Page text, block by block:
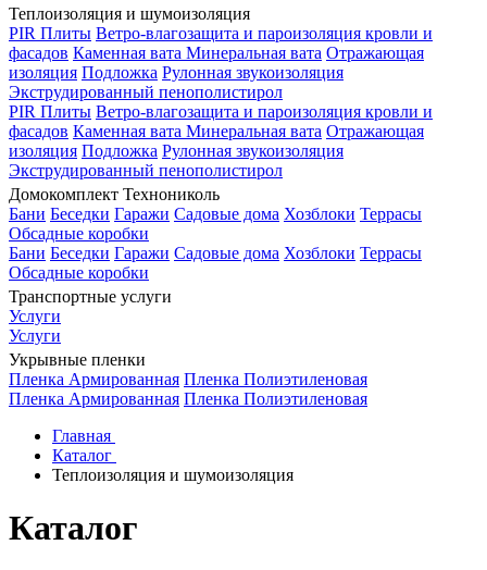
Теплоизоляция и шумоизоляция
PIR Плиты Ветро-влагозащита и пароизоляция кровли и
фасадов Каменная вата Минеральная вата Отражающая
изоляция Подложка Рулонная звукоизоляция
Экструдированный пенополистирол
PIR Плиты Ветро-влагозащита и пароизоляция кровли и
фасадов Каменная вата Минеральная вата Отражающая
изоляция Подложка Рулонная звукоизоляция
Экструдированный пенополистирол
Домокомплект Технониколь
Бани Беседки Гаражи Садовые дома Хозблоки Террасы
Обсадные коробки
Бани Беседки Гаражи Садовые дома Хозблоки Террасы
Обсадные коробки
Транспортные услуги
Услуги
Услуги
Укрывные пленки
Пленка Армированная Пленка Полиэтиленовая
Пленка Армированная Пленка Полиэтиленовая
Главная
Каталог
Теплоизоляция и шумоизоляция
Каталог